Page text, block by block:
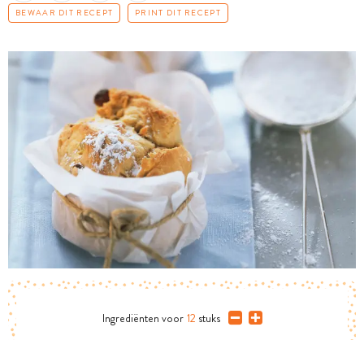
BEWAAR DIT RECEPT PRINT DIT RECEPT
Ingrediënten voor 12 stuks